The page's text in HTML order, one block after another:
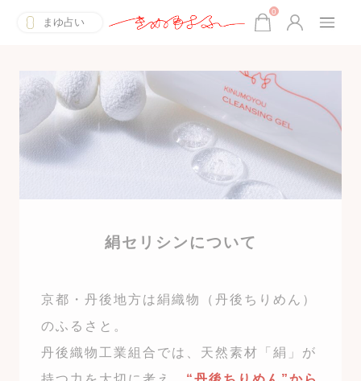
まゆ占い
0
絹セリシンについて
京都・丹後地方は絹織物（丹後ちりめん）
のふるさと。
丹後織物工業組合では、天然素材「絹」が